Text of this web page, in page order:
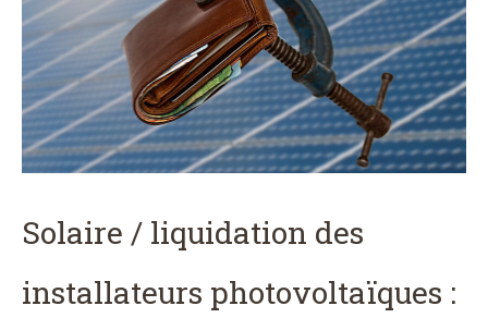
Solaire / liquidation des
installateurs photovoltaïques :